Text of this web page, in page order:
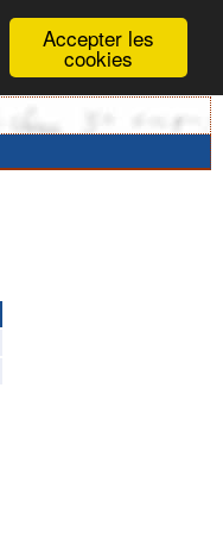
Accepter les
cookies